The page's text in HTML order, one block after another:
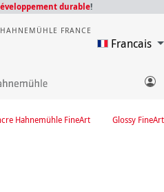
durable!
FRANCE
Francais
Glossy FineArt
Hahnemühle FineArt